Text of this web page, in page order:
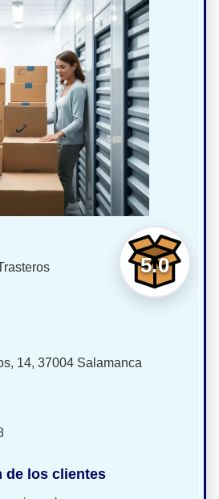
5.0
14, 37004 Salamanca
de los clientes